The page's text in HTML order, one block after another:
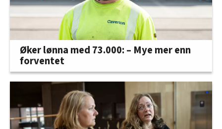
Øker lønna med 73.000: – Mye mer enn
forventet